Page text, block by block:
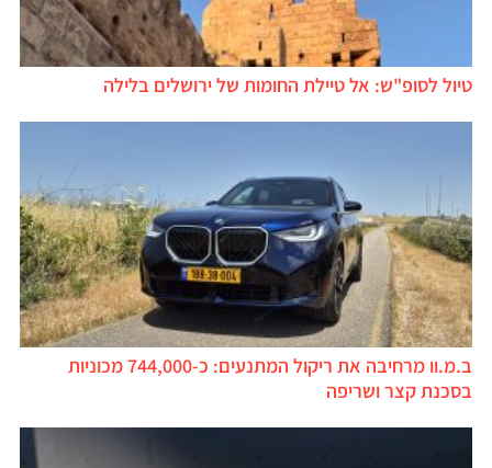
טיול לסופ"ש: אל טיילת החומות של ירושלים בלילה
ב.מ.וו מרחיבה את ריקול המתנעים: כ-744,000 מכוניות
בסכנת קצר ושריפה